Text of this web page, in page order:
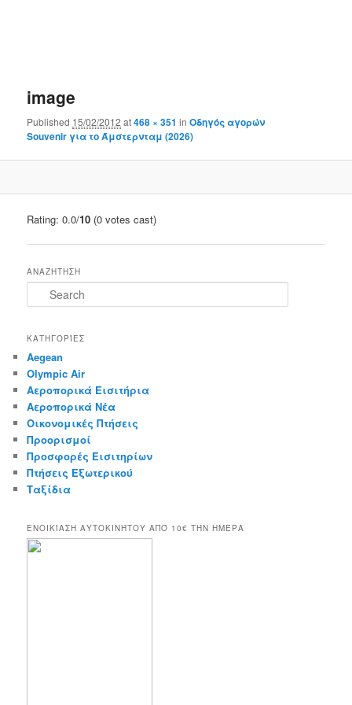
image
Published 15/02/2012 at468 × 351 inΟδηγός αγορών
Souvenir για το Άμστερνταμ (2026)
Rating: 0.0/10 (0 votes cast)
ΑΝΑΖΗΤΗΣΗ
e
r
h
ΚΑΤΗΓΟΡΊΕΣ
Aegean
Olympic Air
Αεροπορικά Εισιτήρια
Αεροπορικά Νέα
Οικονομικές Πτήσεις
Προορισμοί
Προσφορές Εισιτηρίων
Πτήσεις Εξωτερικού
Ταξίδια
ΕΝΟΙΚΊΑΣΗ ΑΥΤΟΚΙΝΉΤΟΥ ΑΠΌ 10€ ΤΉΝ ΗΜΈΡΑ